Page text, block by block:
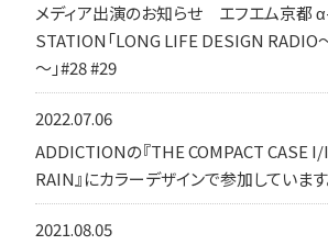
メディア出演のお知らせ エフエム京都
STATION「LONG LIFE DESIGN RADIO
～」#28 #29
2022.07.06
ADDICTIONの『THE COMPACT CASE
RAIN』にカラーデザインで参加しています
2021.08.05